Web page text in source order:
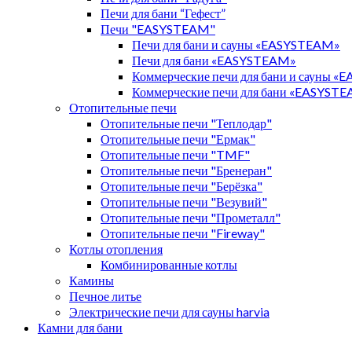
Печи для бани “Гефест”
Печи "EASYSTEAM"
Печи для бани и сауны «EASYSTEAM»
Печи для бани «EASYSTEAM»
Коммерческие печи для бани и сауны
Коммерческие печи для бани
Отопительные печи
Отопительные печи "Теплодар"
Отопительные печи "Ермак"
Отопительные печи "TMF"
Отопительные печи "Бренеран"
Отопительные печи "Берёзка"
Отопительные печи "Везувий"
Отопительные печи "Прометалл"
Отопительные печи "Fireway"
Котлы отопления
Комбинированные котлы
Камины
Печное литье
Электрические печи для сауны harvia
Камни для бани